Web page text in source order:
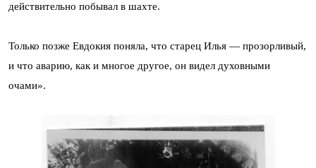
действительно побывал в шахте.
Только позже Евдокия поняла, что старец Илья — прозорливый,
и что аварию, как и многое другое, он видел духовными
очами».